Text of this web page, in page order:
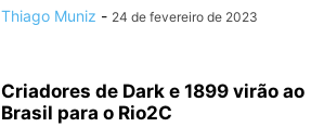
Thiago Muniz - 24 de fevereiro de 2023
Criadores de Dark e 1899 virão ao
Brasil para o Rio2C